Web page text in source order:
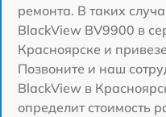
ремонта. В таких
BlackView BV9900 в
Красноярске и
Позвоните и наш
BlackView в
определит стоимость